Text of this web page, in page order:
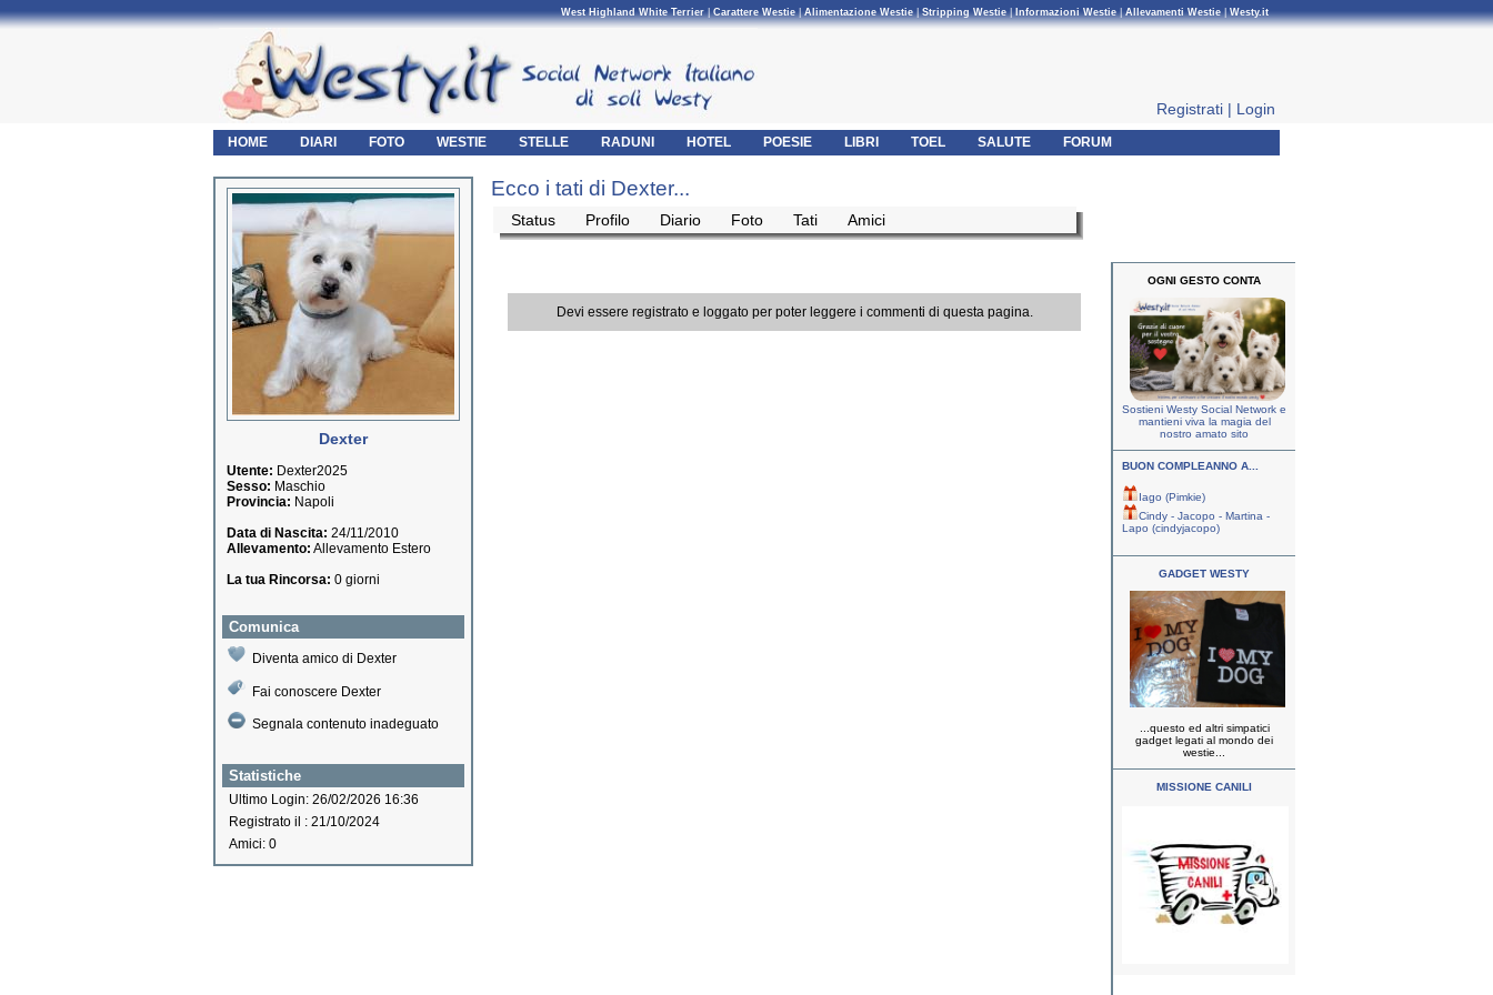
West Highland White Terrier|Carattere Westie|Alimentazione Westie|Stripping Westie| Informazioni Westie|Allevamenti Westie|Westy.it
Registrati | Login
HOME DIARI FOTO WESTIE STELLE RADUNI HOTEL POESIE LIBRI TOEL SALUTE FORUM
Dexter
Utente: Dexter2025
Sesso: Maschio
Provincia: Napoli
Data di Nascita: 24/11/2010
Allevamento: Allevamento Estero
La tua Rincorsa: 0 giorni
Comunica
Diventa amico di Dexter
Fai conoscere Dexter
Segnala contenuto inadeguato
Statistiche
Ultimo Login: 26/02/2026 16:36
Registrato il : 21/10/2024
Amici: 0
Ecco i tati di Dexter...
Status Profilo Diario Foto Tati Amici
Devi essere registrato e loggato per poter leggere i commenti di questa pagina.
OGNI GESTO CONTA
Sostieni Westy Social Network e
mantieni viva la magia del
nostro amato sito
BUON COMPLEANNO A...
Iago (Pimkie)
Cindy - Jacopo - Martina -
Lapo (cindyjacopo)
GADGET WESTY
...questo ed altri simpatici
gadget legati al mondo dei
westie...
MISSIONE CANILI